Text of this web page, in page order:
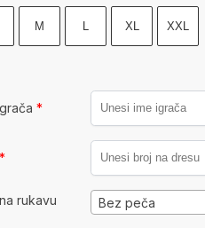
M L XL XXL
*
*
rukavu Bez peča